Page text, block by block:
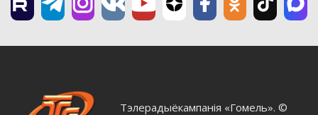
Тэлерадыёкампанія «Гомель». ©